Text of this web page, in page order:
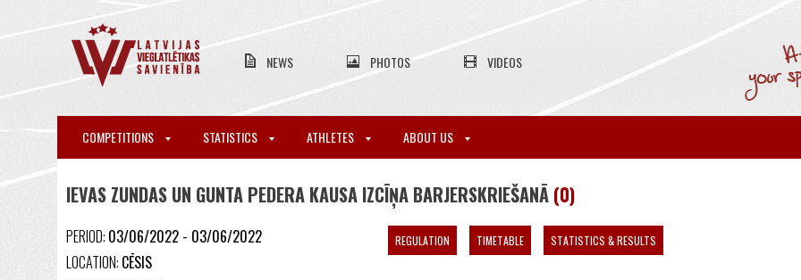
NEWS PHOTOS VIDEOS
COMPETITIONS STATISTICS ATHLETES ABOUT US
IEVAS ZUNDAS UN GUNTA PEDERA KAUSA IZCĪŅA BARJERSKRIEŠANĀ (0)
PERIOD: 03/06/2022 - 03/06/2022
LOCATION: CĒSIS
REGULATION TIMETABLE STATISTICS & RESULTS